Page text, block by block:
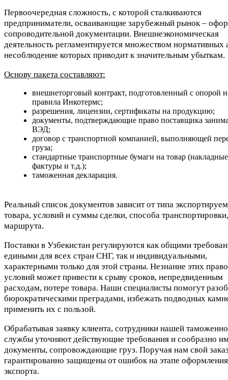
Первоочередная сложность, с которой сталкиваются
предприниматели, осваивающие зарубежный рынок –
сопроводительной документации. Внешнеэкономическая
деятельность регламентируется множеством нормативных
несоблюдение которых приводит к значительным убыткам.
Основу пакета составляют:
внешнеторговый контракт, подготовленный с опорой
правила Инкотермс;
разрешения, лицензии, сертификаты на продукцию;
документы, подтверждающие право поставщика
ВЭД;
договор с транспортной компанией, выполняющей
груза;
стандартные транспортные бумаги на товар
фактуры и т.д.);
таможенная декларация.
Реальный список документов зависит от типа
товара, условий и суммы сделки, способа транспортировки,
маршрута.
Поставки в Узбекистан регулируются как общими
едиными для всех стран СНГ, так и индивидуальными,
характерными только для этой страны. Незнание этих
условий может привести к срыву сроков, непредвиденным
расходам, потере товара. Наши специалисты помогут
бюрократическими преградами, избежать подводных
применить их с пользой.
Обрабатывая заявку клиента, сотрудники нашей
службы уточняют действующие требования и сообразно
документы, сопровождающие груз. Поручая нам свой
гарантированно защищены от ошибок на этапе оформления
экспорта.